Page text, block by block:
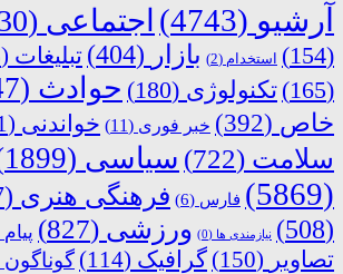
آرشیو (4743) اجتماعی (2730)
(154)
استخدام (2) بازار (404) تبلیغات (123)
(165)
تکنولوژی (180) حوادث (2347)
خاص (392) خبر فوری (11) خواندنی (151)
سلامت (722) سیاسی (1899)
(5869)
فارس (6) فرهنگی هنری (487)
(508)
نیازمندی ها (0) ورزشی (827) پیام
تصاویر (150) گرافیک (114) گوناگون